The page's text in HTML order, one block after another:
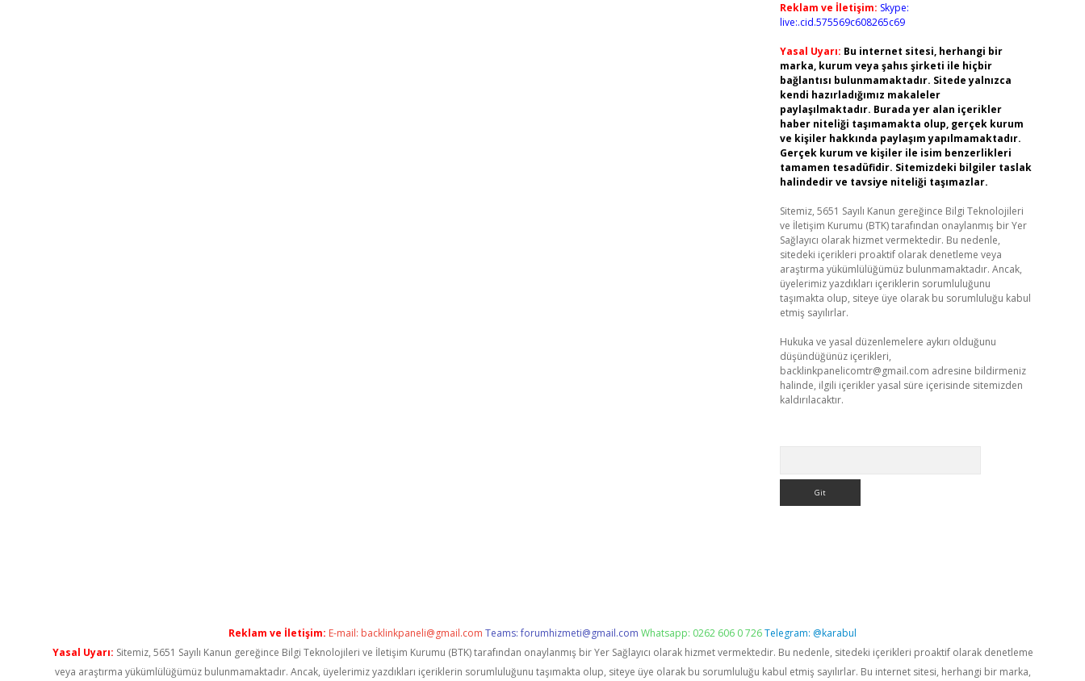
Reklam ve İletişim: Skype:
live:.cid.575569c608265c69
Yasal Uyarı: Bu internet sitesi, herhangi bir
marka, kurum veya şahıs şirketi ile hiçbir
bağlantısı bulunmamaktadır. Sitede yalnızca
kendi hazırladığımız makaleler
paylaşılmaktadır. Burada yer alan içerikler
haber niteliği taşımamakta olup, gerçek kurum
ve kişiler hakkında paylaşım yapılmamaktadır.
Gerçek kurum ve kişiler ile isim benzerlikleri
tamamen tesadüfidir. Sitemizdeki bilgiler taslak
halindedir ve tavsiye niteliği taşımazlar.
Sitemiz, 5651 Sayılı Kanun gereğince Bilgi Teknolojileri
ve İletişim Kurumu (BTK) tarafından onaylanmış bir Yer
Sağlayıcı olarak hizmet vermektedir. Bu nedenle,
sitedeki içerikleri proaktif olarak denetleme veya
araştırma yükümlülüğümüz bulunmamaktadır. Ancak,
üyelerimiz yazdıkları içeriklerin sorumluluğunu
taşımakta olup, siteye üye olarak bu sorumluluğu kabul
etmiş sayılırlar.
Hukuka ve yasal düzenlemelere aykırı olduğunu
düşündüğünüz içerikleri,
backlinkpanelicomtr@gmail.com adresine bildirmeniz
halinde, ilgili içerikler yasal süre içerisinde sitemizden
kaldırılacaktır.
Reklam ve İletişim: E-mail: backlinkpaneli@gmail.com Teams:forumhizmeti@gmail.com Whatsapp: 0262 606 0 726Telegram: @karabul
Yasal Uyarı: Sitemiz, 5651 Sayılı Kanun gereğince Bilgi Teknolojileri ve İletişim Kurumu (BTK) tarafından onaylanmış bir Yer Sağlayıcı olarak hizmet vermektedir. Bu nedenle, sitedeki içerikleri proaktif olarak denetleme
veya araştırma yükümlülüğümüz bulunmamaktadır. Ancak, üyelerimiz yazdıkları içeriklerin sorumluluğunu taşımakta olup, siteye üye olarak bu sorumluluğu kabul etmiş sayılırlar. Bu internet sitesi, herhangi bir marka,